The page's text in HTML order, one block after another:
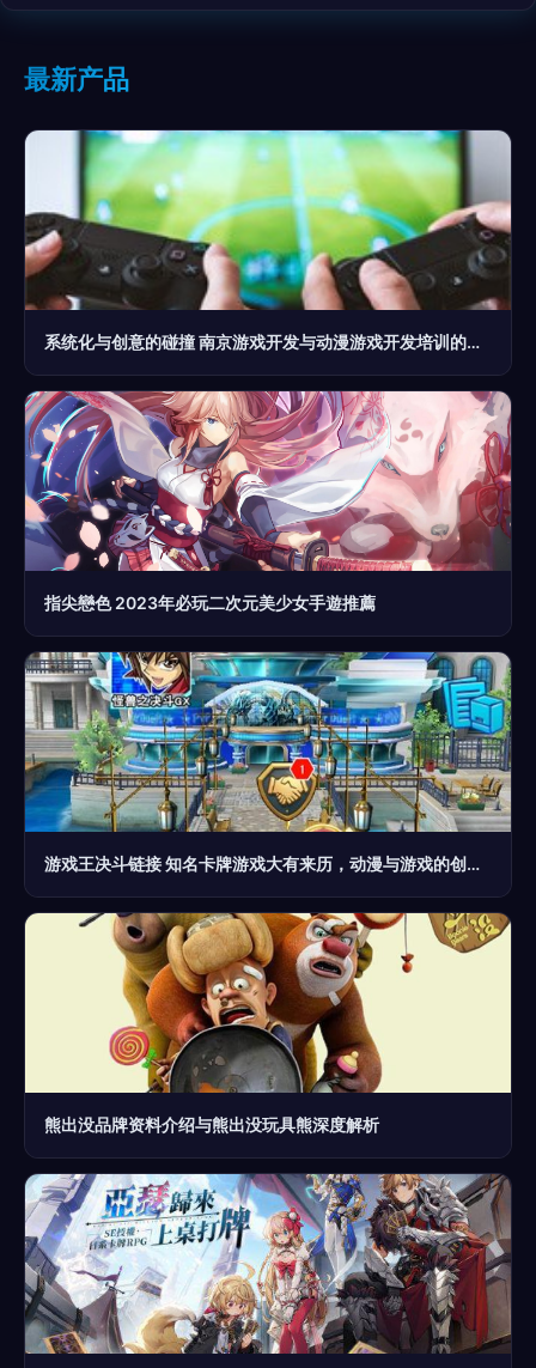
最新产品
系统化与创意的碰撞 南京游戏开发与动漫游戏开发培训的竞争力解析
指尖戀色 2023年必玩二次元美少女手遊推薦
游戏王决斗链接 知名卡牌游戏大有来历，动漫与游戏的创意碰撞
熊出没品牌资料介绍与熊出没玩具熊深度解析